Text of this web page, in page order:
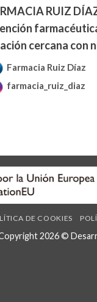
RUIZ
cercana con
Farmacia Ruiz Díaz
farmacia_ruiz_diaz
DE COOKIES
2026 ©